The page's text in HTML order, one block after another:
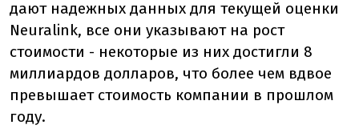
дают надежных данных для текущей оценки
Neuralink, все они указывают на рост
стоимости - некоторые из них достигли 8
миллиардов долларов, что более чем вдвое
превышает стоимость компании в прошлом
году.